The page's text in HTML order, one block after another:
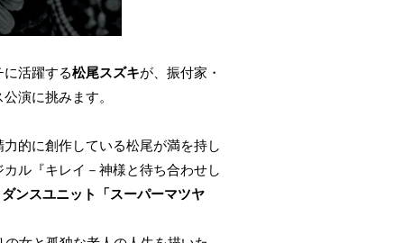
に活躍する松尾スズキが、振付家・
演に挑みます。
的に創作している松尾が満を持し
ル『キレイ－神様と待ち合わせし
ダンスユニット「スーパーマツヤ